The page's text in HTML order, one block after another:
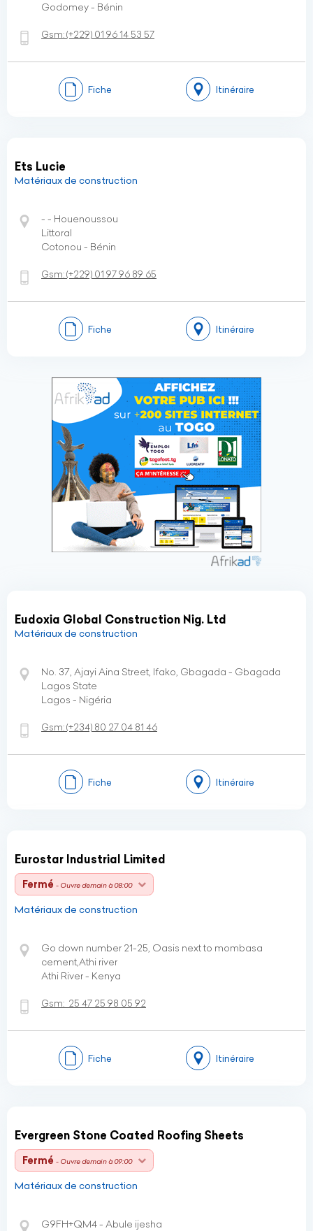
Godomey - Bénin
Gsm:(+229) 01 96 14 53 57
Fiche Itinéraire
Ets Lucie
Matériaux de construction
- - Houenoussou
Littoral
Cotonou - Bénin
Gsm:(+229) 01 97 96 89 65
Fiche Itinéraire
Eudoxia Global Construction Nig. Ltd
Matériaux de construction
No. 37, Ajayi Aina Street, Ifako, Gbagada - Gbagada
Lagos State
Lagos - Nigéria
Gsm:(+234) 80 27 04 81 46
Fiche Itinéraire
Eurostar Industrial Limited
Fermé - Ouvre demain à 08:00
Matériaux de construction
Go down number 21-25, Oasis next to mombasa
cement,Athi river
Athi River - Kenya
Gsm: 25 47 25 98 05 92
Fiche Itinéraire
Evergreen Stone Coated Roofing Sheets
Fermé - Ouvre demain à 09:00
Matériaux de construction
G9FH+QM4 - Abule ijesha